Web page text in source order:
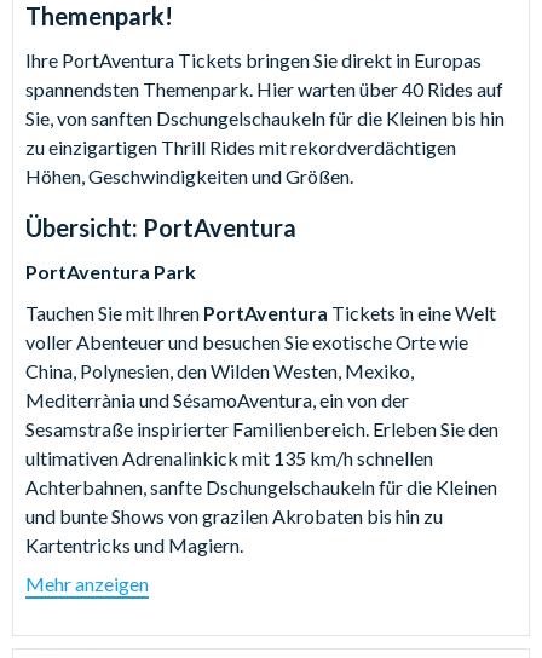
Themenpark!
Ihre PortAventura Tickets bringen Sie direkt in Europas
spannendsten Themenpark. Hier warten über 40 Rides auf
Sie, von sanften Dschungelschaukeln für die Kleinen bis hin
zu einzigartigen Thrill Rides mit rekordverdächtigen
Höhen, Geschwindigkeiten und Größen.
Übersicht: PortAventura
PortAventura Park
Tauchen Sie mit Ihren PortAventura Tickets in eine Welt
voller Abenteuer und besuchen Sie exotische Orte wie
China, Polynesien, den Wilden Westen, Mexiko,
Mediterrània und SésamoAventura, ein von der
Sesamstraße inspirierter Familienbereich. Erleben Sie den
ultimativen Adrenalinkick mit 135 km/h schnellen
Achterbahnen, sanfte Dschungelschaukeln für die Kleinen
und bunte Shows von grazilen Akrobaten bis hin zu
Kartentricks und Magiern.
Stellen Sie Ihre Nerven mit dem 112 km/h schnellen Dragon
hohe Hurakan Condor befördert seine Gäste erst langsam
Mehr anzeigen